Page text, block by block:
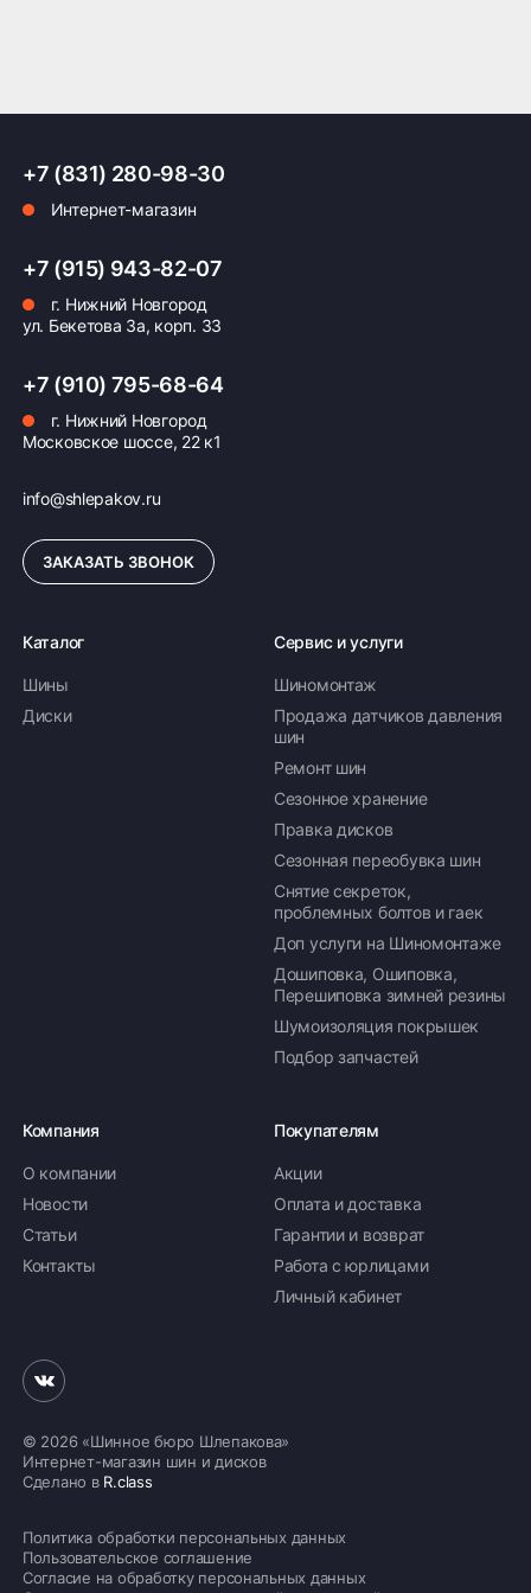
Оплата заказа
Возможна картой, наличными при получении,
формирование счёта для Юр.Лица
ПОДРОБНЕЕ ОБ ОПЛАТЕ
+7 (831) 280-98-30
Интернет-магазин
+7 (915) 943-82-07
г. Нижний Новгород
ул. Бекетова 3а, корп. 33
+7 (910) 795-68-64
г. Нижний Новгород
Московское шоссе, 22 к1
info@shlepakov.ru
ЗАКАЗАТЬ ЗВОНОК
Каталог
Шины
Диски
Сервис и услуги
Шиномонтаж
Продажа датчиков давления
шин
Ремонт шин
Сезонное хранение
Правка дисков
Сезонная переобувка шин
Снятие секреток,
проблемных болтов и гаек
Доп услуги на Шиномонтаже
Дошиповка, Ошиповка,
Перешиповка зимней резины
Шумоизоляция покрышек
Подбор запчастей
Компания
О компании
Новости
Статьи
Контакты
Покупателям
Акции
Оплата и доставка
Гарантии и возврат
Работа с юрлицами
Личный кабинет
© 2026 «Шинное бюро Шлепакова»
Интернет-магазин шин и дисков
Сделано в R.class
Политика обработки персональных данных
Пользовательское соглашение
Согласие на обработку персональных данных